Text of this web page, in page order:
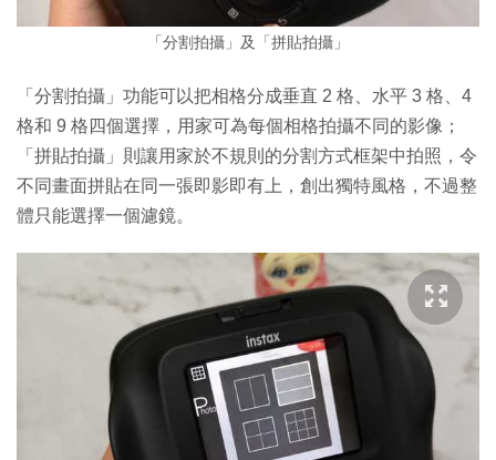
「分割拍攝」及「拼貼拍攝」
「分割拍攝」功能可以把相格分成垂直 2 格、水平 3 格、4
格和 9 格四個選擇，用家可為每個相格拍攝不同的影像；
「拼貼拍攝」則讓用家於不規則的分割方式框架中拍照，令
不同畫面拼貼在同一張即影即有上，創出獨特風格，不過整
體只能選擇一個濾鏡。